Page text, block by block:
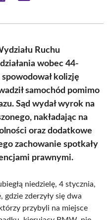
Ruchu
wobec 44-
kolizję
samochód pomimo
Sąd wydał wyrok na
nakładając na
oraz dodatkowe
zachowanie spotkały
prawnymi.
niedzielę, 4 stycznia,
gdzie zderzyły się dwa
przybyli na miejsce